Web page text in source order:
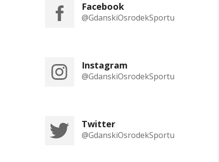
Facebook
@GdanskiOsrodekSportu
Instagram
@GdanskiOsrodekSportu
Twitter
@GdanskiOsrodekSportu